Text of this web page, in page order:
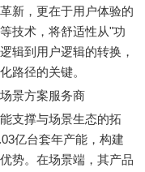
，更在于用户体验的
技术，将舒适性从"功
辑到用户逻辑的转换，
路径的关键。
景方案服务商
支撑与场景生态的拓
亿台套年产能，构建
势。在场景端，其产品